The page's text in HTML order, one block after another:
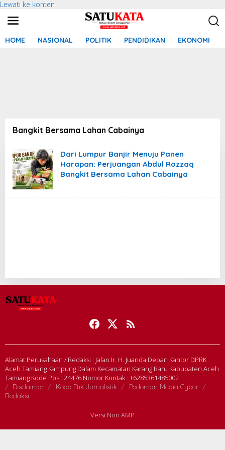
Lewati ke konten
HOME NASIONAL POLITIK PENDIDIKAN EKONOMI
Bangkit Bersama Lahan Cabainya
Dari Lumpur Banjir Menuju Panen
Harapan: Perjuangan Abdul Rozzaq
Bangkit Bersama Lahan Cabainya
Alamat Perusahaan / Redaksi : Jalan Ir. H. Juanda Depan Kantor DPRK
Aceh Tamiang Kampung Dalam Kecamatan Karang Baru Kabupaten Aceh
Tamiang Kode Pos : 24476 Nomor Kontak : +6285361485002
Disclaimer Kode Etik Jurnalistik
Pedoman Media Cyber
Redaksi
Versi Non AMP